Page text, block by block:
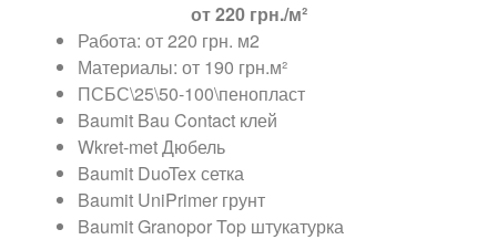
от 220 грн./м²
Работа: от 220 грн. м2
Материалы: от 190 грн.м²
ПСБС\25\50-100\пенопласт
Baumit Bau Contact клей
Wkret-met Дюбель
Baumit DuoTex сетка
Baumit UniPrimer грунт
Baumit Granopor Top штукатурка